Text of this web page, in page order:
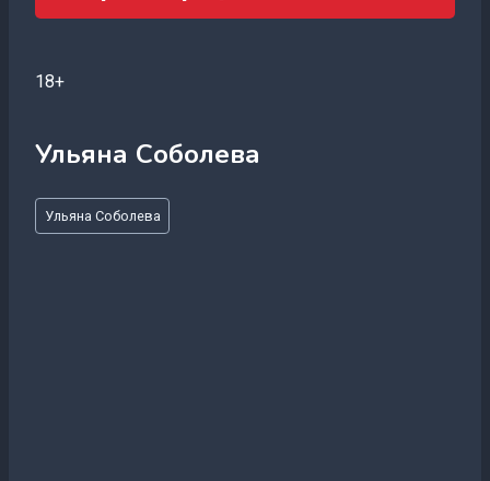
18+
Ульяна Соболева
Метки
записи:
Ульяна Соболева